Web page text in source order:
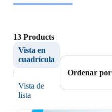
13 Products
Vista en
cuadrícula
|
Vista de
lista
Ordenar por